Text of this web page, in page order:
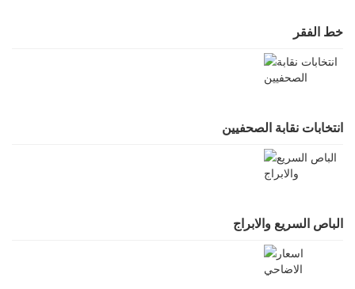
خط الفقر
انتخابات نقابة الصحفيين
الباص السريع والابراج